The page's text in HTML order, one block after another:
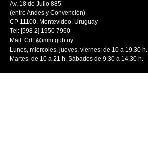
Av. 18 de Julio 885
(entre Andes y Convención)
CP 11100. Montevideo. Uruguay
Tel: [598 2] 1950 7960
Mail: CdF@imm.gub.uy
Lunes, miércoles, jueves, viernes: de 10 a 19.30 h.
Martes: de 10 a 21 h. Sábados de 9.30 a 14.30 h.